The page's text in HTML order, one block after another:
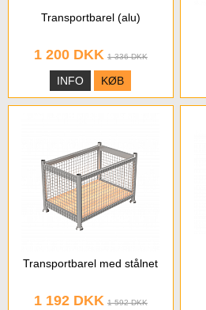
Transportbarel (alu)
1 200 DKK 1 336 DKK
INFO KØB
Transportbarel med stålnet
1 192 DKK 1 592 DKK